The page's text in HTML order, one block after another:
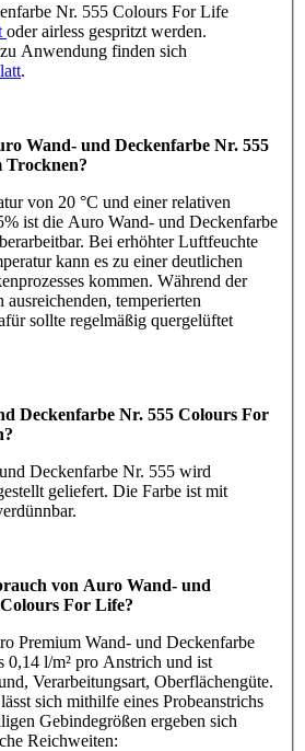
Nr. 555 Colours For Life
oder airless gespritzt werden.
Anwendung finden sich
.
Wand- und Deckenfarbe Nr. 555
Trocknen?
von 20 °C und einer relativen
ist die Auro Wand- und Deckenfarbe
Bei erhöhter Luftfeuchte
kann es zu einer deutlichen
kommen. Während der
temperierten
sollte regelmäßig quergelüftet
Deckenfarbe Nr. 555 Colours For
Deckenfarbe Nr. 555 wird
geliefert. Die Farbe ist mit
von Auro Wand- und
For Life?
Premium Wand- und Deckenfarbe
0,14 l/m² pro Anstrich und ist
Verarbeitungsart, Oberflächengüte.
sich mithilfe eines Probeanstrichs
Gebindegrößen ergeben sich
Reichweiten: